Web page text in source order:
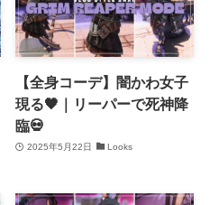
【全身コーデ】闇かわ女子
現る🖤｜リーパーで死神降
臨💀
2025年5月22日 Looks